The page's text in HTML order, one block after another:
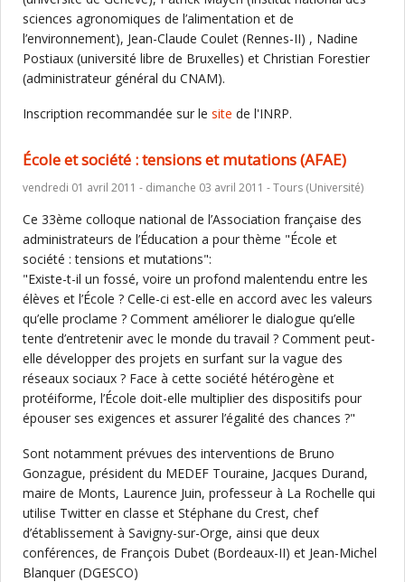
sciences agronomiques de l’alimentation et de
l’environnement), Jean-Claude Coulet (Rennes-II) , Nadine
Postiaux (université libre de Bruxelles) et Christian Forestier
(administrateur général du CNAM).
Inscription recommandée sur le site de l'INRP.
École et société : tensions et mutations (AFAE)
vendredi 01 avril 2011 - dimanche 03 avril 2011 - Tours (Université)
Ce 33ème colloque national de l’Association française des
administrateurs de l’Éducation a pour thème "École et
société : tensions et mutations":
"Existe-t-il un fossé, voire un profond malentendu entre les
élèves et l’École ? Celle-ci est-elle en accord avec les valeurs
qu’elle proclame ? Comment améliorer le dialogue qu’elle
tente d’entretenir avec le monde du travail ? Comment peut-
elle développer des projets en surfant sur la vague des
réseaux sociaux ? Face à cette société hétérogène et
protéiforme, l’École doit-elle multiplier des dispositifs pour
épouser ses exigences et assurer l’égalité des chances ?"
Sont notamment prévues des interventions de Bruno
Gonzague, président du MEDEF Touraine, Jacques Durand,
maire de Monts, Laurence Juin, professeur à La Rochelle qui
utilise Twitter en classe et Stéphane du Crest, chef
d’établissement à Savigny-sur-Orge, ainsi que deux
conférences, de François Dubet (Bordeaux-II) et Jean-Michel
Blanquer (DGESCO)